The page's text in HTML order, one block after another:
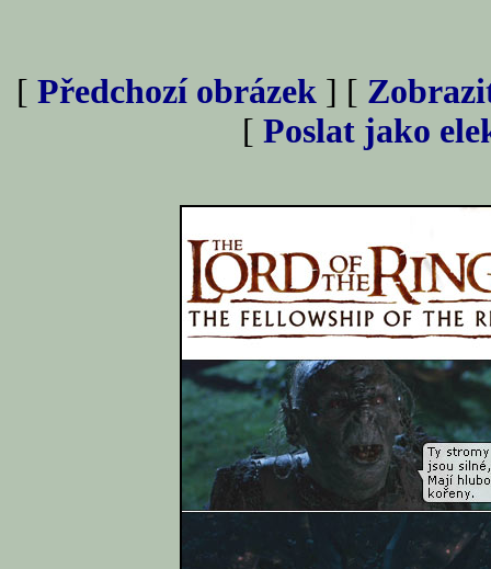
[ Předchozí obrázek ] [
[ Poslat jako